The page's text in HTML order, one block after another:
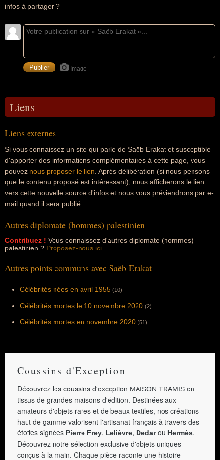
infos à partager ?
Image
Liens
Liens externes
Si vous connaissez un site qui parle de Saëb Erakat et susceptible
d'apporter des informations complémentaires à cette page, vous
pouvez nous proposer le lien . Après délibération (si nous pensons
que le contenu proposé est intéressant), nous afficherons le lien
vers cette nouvelle source d'infos et nous vous préviendrons par e-
mail quand il sera publié.
Autres diplomate (hommes) palestinien
Contribuez ! Vous connaissez d'autres diplomate (hommes)
palestinien ? Proposez-nous ici
Autres points communs avec Saëb Erakat
Célébrités nées en avril 1955 (10)
Célébrités mortes le 10 novembre 2020 (2)
Célébrités mortes en novembre 2020 (51)
Coussins d'Exception
Découvrez les coussins d'exception MAISON TRAMIS en
tissus de grandes maisons d'édition. Destinées aux
amateurs d'objets rares et de beaux textiles, nos créations
haut de gamme valorisent l'artisanat français à travers des
étoffes signées Pierre Frey, Lelièvre, Dedarou Hermès.
Découvrez notre sélection exclusive d'objets uniques
conçus à la main. Chaque pièce raconte une histoire